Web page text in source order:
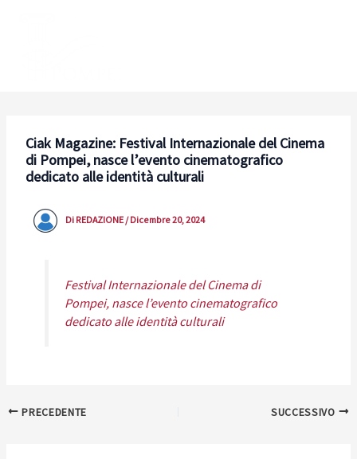
Ciak Magazine: Festival Internazionale del Cinema
di Pompei, nasce l’evento cinematografico
dedicato alle identità culturali
Di REDAZIONE /Dicembre 20, 2024
Festival Internazionale del Cinema di
Pompei, nasce l’evento cinematografico
dedicato alle identità culturali
PRECEDENTE SUCCESSIVO